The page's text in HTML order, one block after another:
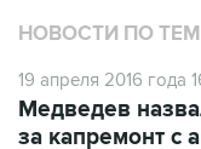
19 апреля 2016 года
за капремонт с